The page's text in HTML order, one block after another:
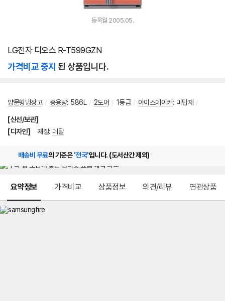
등록월 2005.05.
LG전자 디오스 R-T599GZN
가격비교 중지 된 상품입니다.
양문형냉장고 / 총용량: 586L / 2도어 / 1등급 / 아이스메이커: 미탑재 /
[신선/보관]
[디자인]
재질: 메탈
배송비 무료의 기준은'전국'입니다. (도서산간 제외)
요약정보 가격비교 상품정보 의견/리뷰 연관상품